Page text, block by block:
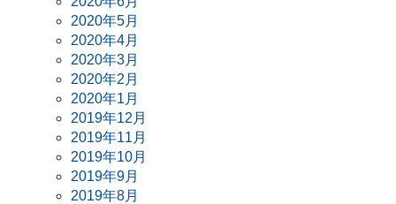
2020年5月
2020年4月
2020年3月
2020年2月
2020年1月
2019年12月
2019年11月
2019年10月
2019年9月
2019年8月